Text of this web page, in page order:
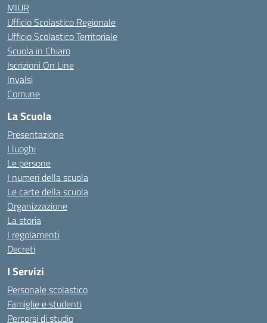
MIUR
Ufficio Scolastico Regionale
Ufficio Scolastico Territoriale
Scuola in Chiaro
Iscrizioni On Line
Invalsi
Comune
La Scuola
Presentazione
I luoghi
Le persone
I numeri della scuola
Le carte della scuola
Organizzazione
La storia
I regolamenti
Decreti
I Servizi
Personale scolastico
Famiglie e studenti
Percorsi di studio